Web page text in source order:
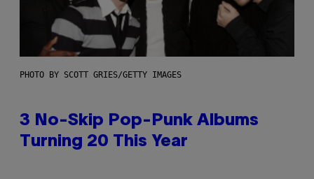
PHOTO BY SCOTT GRIES/GETTY IMAGES
3 No-Skip Pop-Punk Albums
Turning 20 This Year